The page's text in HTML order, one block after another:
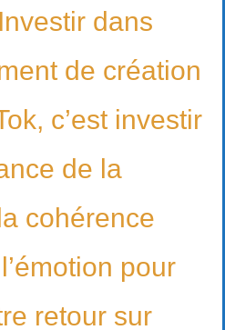
Investir dans
de création
c’est investir
de la
cohérence
pour
retour sur